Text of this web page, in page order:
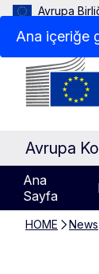
Ana içeriğe
Avrupa
Avrupa
Ana
Sayfa
HOME News